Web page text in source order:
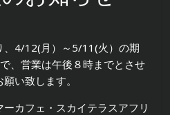
、4/12(月）～5/11(火）の期
、営業は午後８時までとさせ
い致します。
カフェ・スカイテラスアフリ